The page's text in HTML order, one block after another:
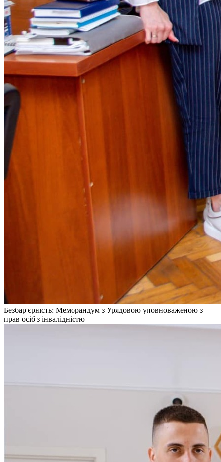
Безбар'єрність: Меморандум з Урядовою уповноваженою з
прав осіб з інвалідністю